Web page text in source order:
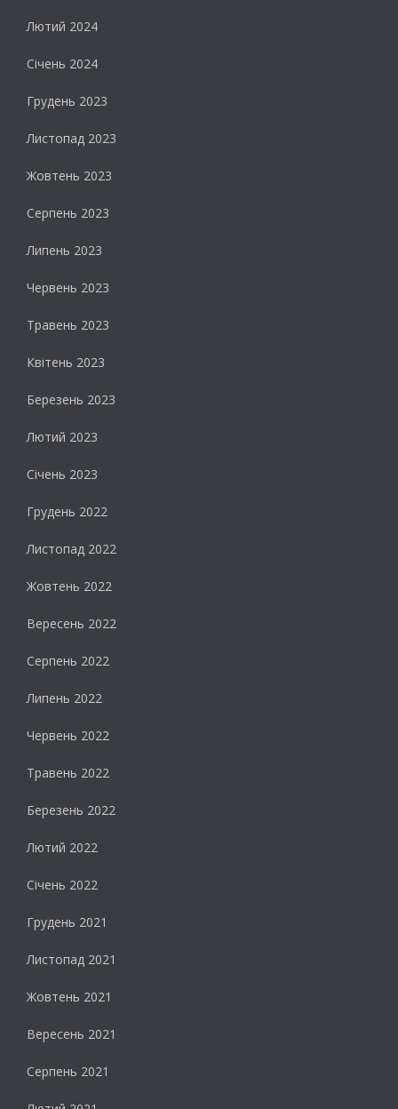
Лютий 2024
Січень 2024
Грудень 2023
Листопад 2023
Жовтень 2023
Серпень 2023
Липень 2023
Червень 2023
Травень 2023
Квітень 2023
Березень 2023
Лютий 2023
Січень 2023
Грудень 2022
Листопад 2022
Жовтень 2022
Вересень 2022
Серпень 2022
Липень 2022
Червень 2022
Травень 2022
Березень 2022
Лютий 2022
Січень 2022
Грудень 2021
Листопад 2021
Жовтень 2021
Вересень 2021
Серпень 2021